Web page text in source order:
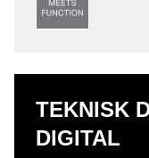
TEKNISK
DIGITAL